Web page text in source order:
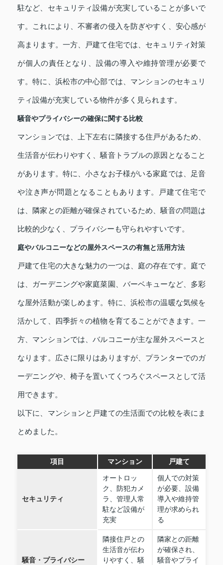
駐など、セキュリティ設備が充実していることが多いで
す。これにより、不審者の侵入を防ぎやすく、安心感が
高まります。一方、戸建て住宅では、セキュリティ対策
が個人の責任となり、設備の導入や維持管理が必要で
す。特に、浜松市の中心部では、マンションのセキュリ
ティ設備が充実している物件が多く見られます。
騒音やプライバシーの確保に関する比較
マンションでは、上下左右に隣接する住戸があるため、
生活音が伝わりやすく、騒音トラブルの原因となること
があります。特に、小さなお子様がいる家庭では、足音
や泣き声が問題となることもあります。戸建て住宅で
は、隣家との距離が確保されているため、騒音の問題は
比較的少なく、プライバシーも守られやすいです。
庭やバルコニーなどの屋外スペースの有無と活用方法
戸建て住宅の大きな魅力の一つは、庭の存在です。庭で
は、ガーデニングや家庭菜園、バーベキューなど、多彩
な屋外活動が楽しめます。特に、浜松市の温暖な気候を
活かして、四季折々の植物を育てることができます。一
方、マンションでは、バルコニーが主な屋外スペースと
なります。広さに限りはありますが、プランターでのガ
ーデニングや、椅子を置いてくつろぐスペースとして活
用できます。
以下に、マンションと戸建ての生活面での比較を表にま
とめました。
項目 マンション 戸建て
セキュリティ
オートロッ
ク、防犯カメ
ラ、管理人常
駐など設備が
充実
個人での対策
が必要、設備
導入や維持管
理が求められ
る
騒音・プライバシー
隣接住戸との
生活音が伝わ
りやすく、騒
隣家との距離
が確保され、
騒音やプライ